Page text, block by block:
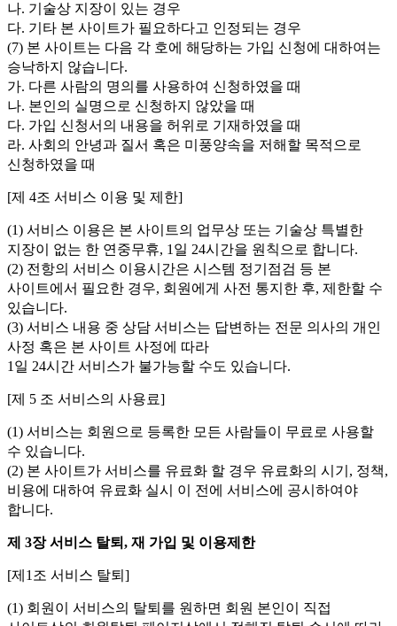
나. 기술상 지장이 있는 경우
다. 기타 본 사이트가 필요하다고 인정되는 경우
(7) 본 사이트는 다음 각 호에 해당하는 가입 신청에 대하여는
승낙하지 않습니다.
가. 다른 사람의 명의를 사용하여 신청하였을 때
나. 본인의 실명으로 신청하지 않았을 때
다. 가입 신청서의 내용을 허위로 기재하였을 때
라. 사회의 안녕과 질서 혹은 미풍양속을 저해할 목적으로
신청하였을 때
[제 4조 서비스 이용 및 제한]
(1) 서비스 이용은 본 사이트의 업무상 또는 기술상 특별한
지장이 없는 한 연중무휴, 1일 24시간을 원칙으로 합니다.
(2) 전항의 서비스 이용시간은 시스템 정기점검 등 본
사이트에서 필요한 경우, 회원에게 사전 통지한 후, 제한할 수
있습니다.
(3) 서비스 내용 중 상담 서비스는 답변하는 전문 의사의 개인
사정 혹은 본 사이트 사정에 따라
1일 24시간 서비스가 불가능할 수도 있습니다.
[제 5 조 서비스의 사용료]
(1) 서비스는 회원으로 등록한 모든 사람들이 무료로 사용할
수 있습니다.
(2) 본 사이트가 서비스를 유료화 할 경우 유료화의 시기, 정책,
비용에 대하여 유료화 실시 이 전에 서비스에 공시하여야
합니다.
제 3장 서비스 탈퇴, 재 가입 및 이용제한
[제1조 서비스 탈퇴]
(1) 회원이 서비스의 탈퇴를 원하면 회원 본인이 직접